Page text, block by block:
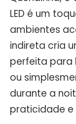
LED é um
ambientes
indireta cria
perfeita para
ou
durante a
praticidade e